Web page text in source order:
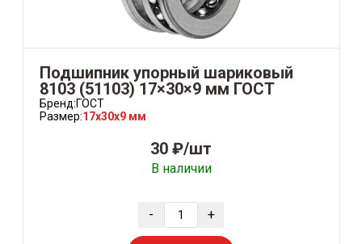
Подшипник упорный шариковый
8103 (51103) 17×30×9 мм ГОСТ
Бренд:ГОСТ
Размер:17x30x9 мм
30 ₽/шт
В наличии
- +